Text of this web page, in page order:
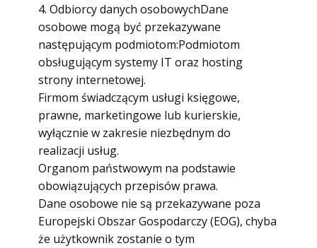
4. Odbiorcy danych osobowychDane
osobowe mogą być przekazywane
następującym podmiotom:Podmiotom
obsługującym systemy IT oraz hosting
strony internetowej.
Firmom świadczącym usługi księgowe,
prawne, marketingowe lub kurierskie,
wyłącznie w zakresie niezbędnym do
realizacji usług.
Organom państwowym na podstawie
obowiązujących przepisów prawa.
Dane osobowe nie są przekazywane poza
Europejski Obszar Gospodarczy (EOG), chyba
że użytkownik zostanie o tym